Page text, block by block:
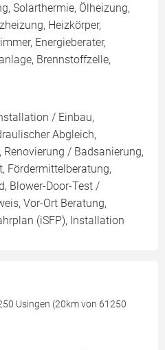
Solarthermie, Ölheizung,
Heizkörper,
Energieberater,
Brennstoffzelle,
/ Einbau,
Abgleich,
/ Badsanierung,
Fördermittelberatung,
Blower-Door-Test /
Vor-Ort Beratung,
(iSFP), Installation
Usingen (20km von 61250